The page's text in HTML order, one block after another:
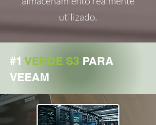
utilizado.
#1 VERDE S3 PARA
VEEAM